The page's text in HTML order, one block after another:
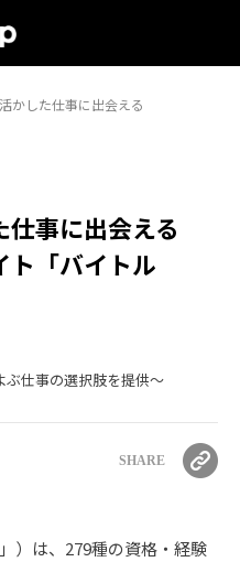
かした仕事に出会える
事に出会える
ト「バイトル
仕事の選択肢を提供～
SHARE
）は、279種の資格・経験